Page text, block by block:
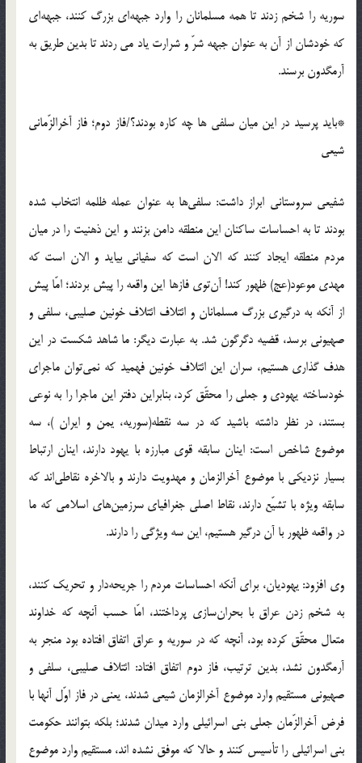
سوریه را شخم زدند تا همه مسلمانان را وارد جبهه‌ای بزرگ کنند، جبهه‌ای
که خودشان از آن به عنوان جبهه شرّ و شرارت یاد می ‌ردند تا بدین طریق به
آرمگدون برسند.
*باید پرسید در این میان سلفی ها چه کاره بودند؟/فاز دوم؛ فاز آخرالزّمانی
شیعی
شفیعی سروستانی ابراز داشت:‌ سلفی‌ها به عنوان عمله ظلمه انتخاب شده
بودند تا به احساسات ساکنان این منطقه دامن بزنند و این ذهنیت را در میان
مردم منطقه ایجاد کنند که الان است که سفیانی بیاید و الان است که
مهدی موعود(عج) ظهور کند! آن‌توی فازها این واقعه را پیش بردند؛ امّا پیش
از آنکه به درگیری بزرگ مسلمانان و ائتلاف ائتلاف خونین صلیبی، سلفی و
صهیونی برسد، قضیه دگرگون شد. به عبارت دیگر: ما شاهد شکست در این
هدف گذاری هستیم، سران این ائتلاف خونین فهمید که نمی‌توان ماجرای
خودساخته یهودی و جعلی را محقّق کرد، بنابراین دفتر این ماجرا را به نوعی
بستند، در نظر داشته باشید که در سه نقطه(سوریه، یمن و ایران )، سه
موضوع شاخص است: اینان سابقه قوی مبارزه با یهود دارند، اینان ارتباط
بسیار نزدیکی با موضوع آخرالزمان و مهدویت دارند و بالاخره نقاطی‌اند که
سابقه ویژه با تشیّع دارند،‌ نقاط اصلی جغرافیای سرزمین‌های اسلامی که ما
در واقعه ظهور با آن درگیر هستیم، این سه ویژگی را دارند.
وی افزود: یهودیان، برای آنکه احساسات مردم را جریحه‌دار و تحریک کنند،
به شخم زدن عراق با بحران‌سازی پرداختند، امّا حسب آنچه که خداوند
متعال محقّق کرده بود، آنچه که در سوریه و عراق اتفاق افتاده بود منجر به
آرمگدون نشد‌، بدین ترتیب، فاز دوم اتفاق افتاد: ائتلاف صلیبی، سلفی و
صهیونی مستقیم وارد موضوع آخرالزمان شیعی شدند، یعنی در فاز اوّل آنها با
فرض آخرالزّمان جعلی بنی اسرائیلی وارد میدان شدند؛ بلکه بتوانند حکومت
بنی اسرائیلی را تأسیس کنند و حالا که موفق نشده اند، مستقیم وارد موضوع